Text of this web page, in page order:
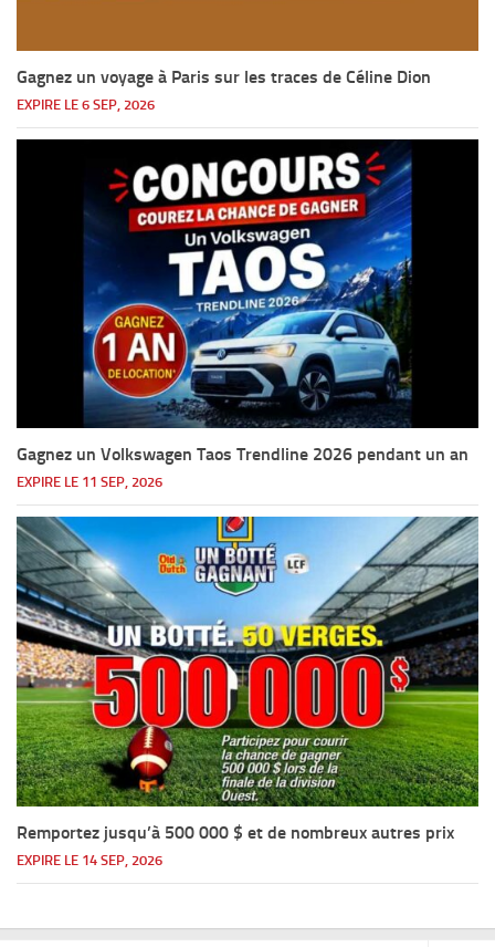
Gagnez un voyage à Paris sur les traces de Céline Dion
EXPIRE LE 6 SEP, 2026
Gagnez un Volkswagen Taos Trendline 2026 pendant un an
EXPIRE LE 11 SEP, 2026
Remportez jusqu’à 500 000 $ et de nombreux autres prix
EXPIRE LE 14 SEP, 2026